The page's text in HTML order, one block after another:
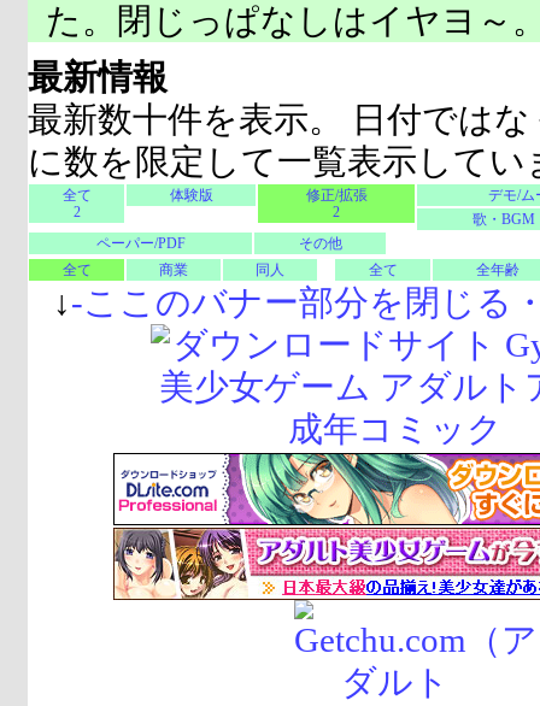
た。閉じっぱなしはイヤヨ～
最新情報
最新数十件を表示。 日付では
に数を限定して一覧表示してい
全て
2
体験版
修正/拡張
2
デモ/ム
歌・BGM
ペーパー/PDF
その他
全て
商業 同人 全て 全年齢
↓-ここのバナー部分を閉じる